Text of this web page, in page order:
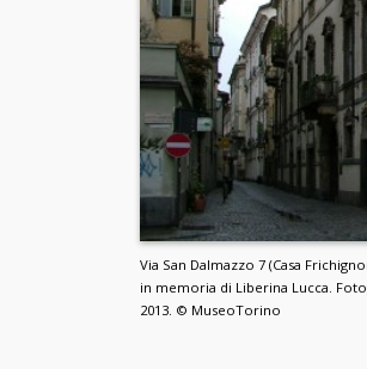
Via San Dalmazzo 7 (Casa
in memoria di Liberina Lucca.
2013. © MuseoTorino